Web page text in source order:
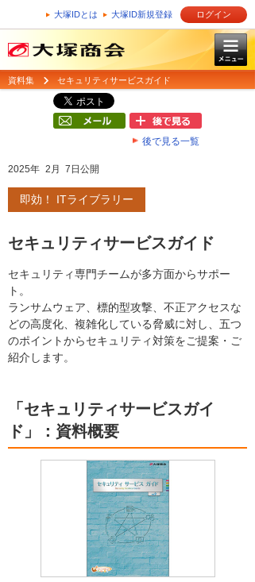
大塚IDとは 大塚ID新規登録 ログイン
資料集 セキュリティサービスガイド
後で見る一覧
2025年 2月 7日公開
即効！ ITライブラリー
セキュリティサービスガイド
セキュリティ専門チームが多方面からサポー
ト。
ランサムウェア、標的型攻撃、不正アクセスな
どの高度化、複雑化している脅威に対し、五つ
のポイントからセキュリティ対策をご提案・ご
紹介します。
「セキュリティサービスガイ
ド」：資料概要